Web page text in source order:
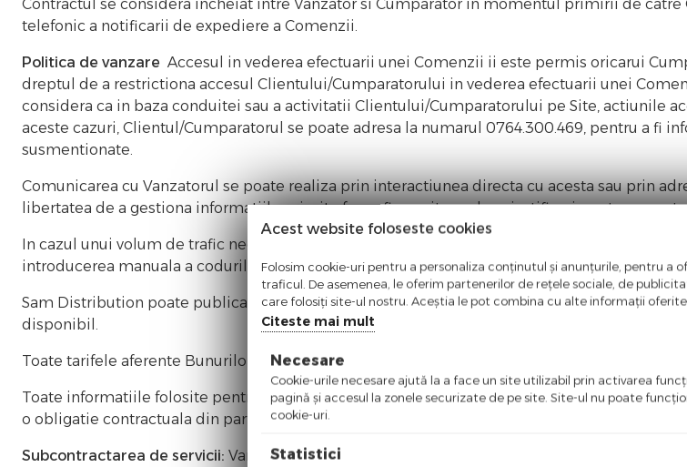
Contractul se considera incheiat intre Vanzator si Cumparator in momentul primirii de
telefonic a notificarii de expediere a Comenzii.
Politica de vanzare Accesul in vederea efectuarii unei Comenzii ii este permis oricarui
dreptul de a restrictiona accesul Clientului/Cumparatorului in vederea efectuarii unei
considera ca in baza conduitei sau a activitatii Clientului/Cumparatorului pe Site, actiunile
aceste cazuri, Clientul/Cumparatorul se poate adresa la numarul 0764.300.469, pentru a fi
susmentionate.
Comunicarea cu Vanzatorul se poate realiza prin interactiunea directa cu acesta sau prin
libertatea de a gestiona informatiile primite fara a fi nevoit sa aduca justificari pentru
In cazul unui volum de trafic neobisnuit de mare provenit din partea unei retele de
introducerea manuala a codurilor de validare de tip captcha, in vedere protejarii informatiei
Sam Distribution poate publica pe Site informatii despre Bunuri si/sau Servicii si/sau
disponibil.
Toate tarifele aferente Bunurilor si/sau Serviciilor prezentate pe Site sunt exprimate in lei
Toate informatiile folosite pentru descrierea Bunurilor si/sau a Serviciilor disponibile pe
o obligatie contractuala din partea Vanzatorului, acestea fiind utilizate exclusiv cu titlu de
Subcontractarea de servicii: Vanzatorul poate subcontracta o terta parte pentru Servicii ce
Acest website foloseste cookies
Folosim cookie-uri pentru a personaliza conținutul și anunțurile, pentru a
traficul. De asemenea, le oferim partenerilor de rețele sociale, de
care folosiți site-ul nostru. Aceștia le pot combina cu alte informații oferite
Citeste mai mult
Necesare
Cookie-urile necesare ajută la a face un site utilizabil prin activarea
pagină şi accesul la zonele securizate de pe site. Site-ul nu poate
cookie-uri.
Statistici